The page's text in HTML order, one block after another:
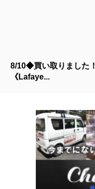
8/10◆買い取りました！
《Lafaye...